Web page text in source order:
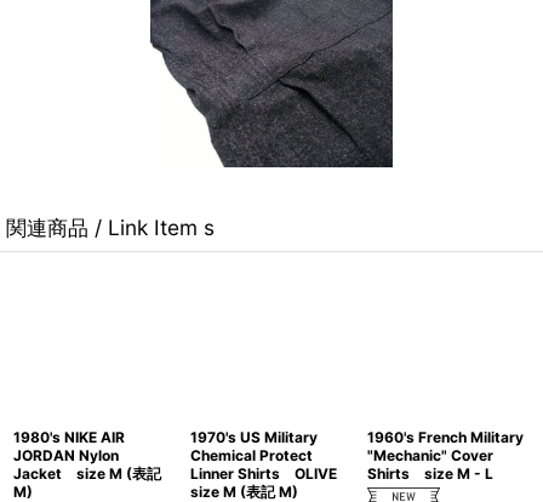
関連商品 / Link Item s
1980's NIKE AIR
JORDAN Nylon
Jacket size M (表記
M)
1970's US Military
Chemical Protect
Linner Shirts OLIVE
size M (表記 M)
1960's French Military
"Mechanic" Cover
Shirts size M - L